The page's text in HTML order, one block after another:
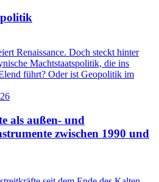
Renaissance. Doch steckt hinter
Machtstaatspolitik, die ins
führt? Oder ist Geopolitik im
als außen- und
zwischen 1990 und